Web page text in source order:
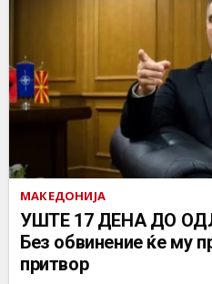
МАКЕДОНИЈА
УШТЕ 17 ДЕНА ДО
Без обвинение ќе му
притвор